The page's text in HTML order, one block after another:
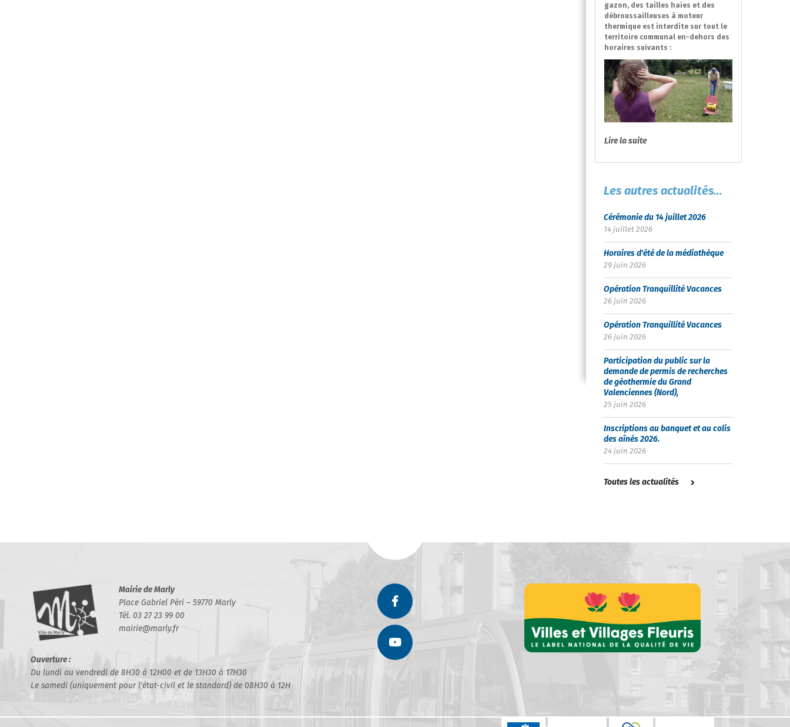
gazon, des tailles haies et des
débroussailleuses à moteur
thermique est interdite sur tout le
territoire communal en-dehors des
horaires suivants :
Lire la suite
Les autres actualités...
Cérémonie du 14 juillet 2026
14 juillet 2026
Horaires d'été de la médiathèque
29 juin 2026
Opération Tranquillité Vacances
26 juin 2026
Opération Tranquillité Vacances
26 juin 2026
Participation du public sur la
demande de permis de recherches
de géothermie du Grand
Valenciennes (Nord),
25 juin 2026
Inscriptions au banquet et au colis
des aînés 2026.
24 juin 2026
Toutes les actualités
Mairie de Marly
Place Gabriel Péri – 59770 Marly
Tél. 03 27 23 99 00
mairie@marly.fr
Ouverture :
Du lundi au vendredi de 8H30 à 12H00 et de 13H30 à 17H30
Le samedi (uniquement pour l'état-civil et le standard) de 08H30 à 12H